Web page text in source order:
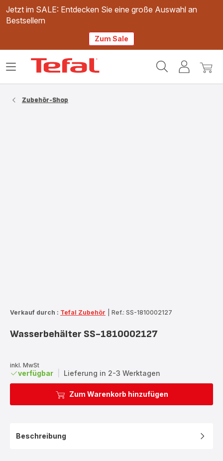
Jetzt im SALE: Entdecken Sie eine große Auswahl an
Bestsellern
Zum Sale
Mein
Mein
Das
Zubehör-Shop
Verkauf durch : Tefal Zubehör Ref.: SS-1810002127
Wasserbehälter SS-1810002127
inkl. MwSt
verfügbar Lieferung in 2-3 Werktagen
Zum Warenkorb hinzufügen
Beschreibung